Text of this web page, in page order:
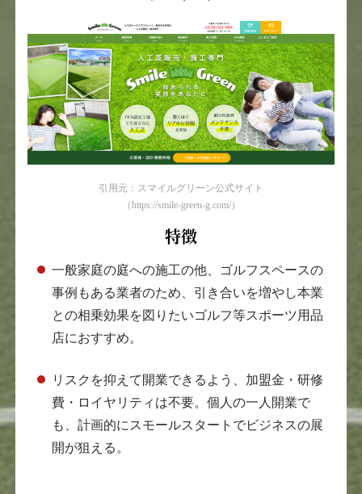
引用元：スマイルグリーン公式サイト
（https://smile-green-g.com/）
特徴
一般家庭の庭への施工の他、ゴルフスペースの
事例もある業者のため、引き合いを増やし本業
との相乗効果を図りたいゴルフ等スポーツ用品
店におすすめ。
リスクを抑えて開業できるよう、加盟金・研修
費・ロイヤリティは不要。個人の一人開業で
も、計画的にスモールスタートでビジネスの展
開が狙える。